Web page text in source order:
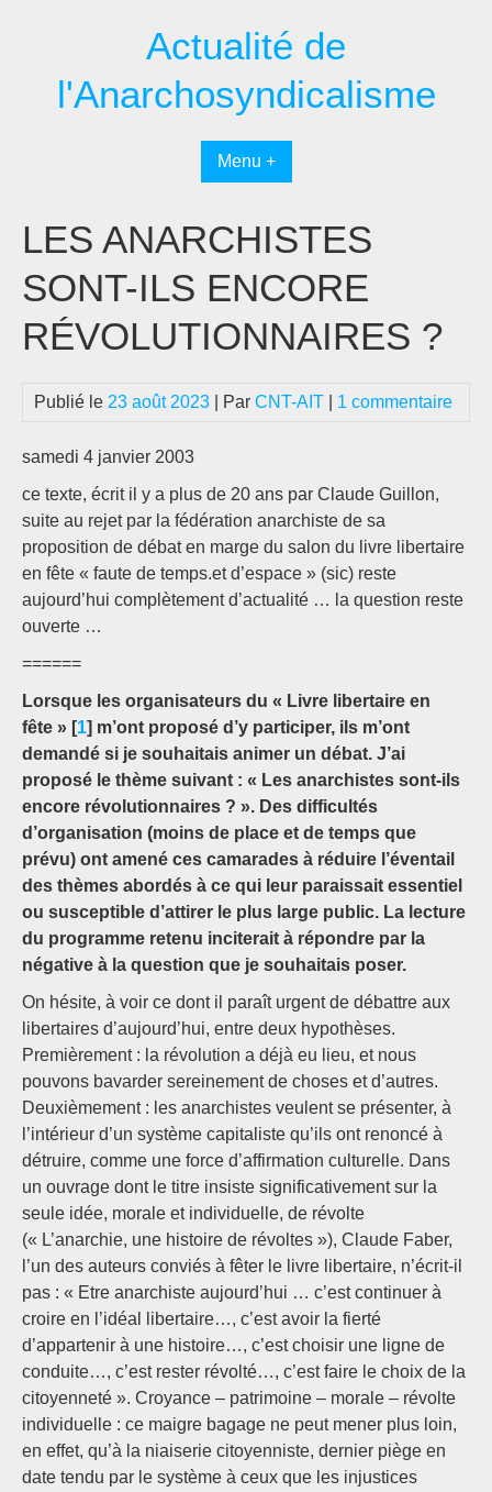
Actualité de
l'Anarchosyndicalisme
Menu +
LES ANARCHISTES
SONT-ILS ENCORE
RÉVOLUTIONNAIRES ?
Publié le 23 août 2023 | Par CNT-AIT 1 commentaire
samedi 4 janvier 2003
ce texte, écrit il y a plus de 20 ans par Claude Guillon,
suite au rejet par la fédération anarchiste de sa
proposition de débat en marge du salon du livre libertaire
en fête « faute de temps.et d’espace » (sic) reste
aujourd’hui complètement d’actualité … la question reste
ouverte …
======
Lorsque les organisateurs du « Livre libertaire en
fête » [1] m’ont proposé d’y participer, ils m’ont
demandé si je souhaitais animer un débat. J’ai
proposé le thème suivant : « Les anarchistes sont-ils
encore révolutionnaires ? ». Des difficultés
d’organisation (moins de place et de temps que
prévu) ont amené ces camarades à réduire l’éventail
des thèmes abordés à ce qui leur paraissait essentiel
ou susceptible d’attirer le plus large public. La lecture
du programme retenu inciterait à répondre par la
négative à la question que je souhaitais poser.
On hésite, à voir ce dont il paraît urgent de débattre aux
libertaires d’aujourd’hui, entre deux hypothèses.
Premièrement : la révolution a déjà eu lieu, et nous
pouvons bavarder sereinement de choses et d’autres.
Deuxièmement : les anarchistes veulent se présenter, à
l’intérieur d’un système capitaliste qu’ils ont renoncé à
détruire, comme une force d’affirmation culturelle. Dans
un ouvrage dont le titre insiste significativement sur la
seule idée, morale et individuelle, de révolte
(« L’anarchie, une histoire de révoltes »), Claude Faber,
l’un des auteurs conviés à fêter le livre libertaire, n’écrit-il
pas : « Etre anarchiste aujourd’hui … c’est continuer à
croire en l’idéal libertaire…, c’est avoir la fierté
d’appartenir à une histoire…, c’est choisir une ligne de
conduite…, c’est rester révolté…, c’est faire le choix de la
citoyenneté ». Croyance – patrimoine – morale – révolte
individuelle : ce maigre bagage ne peut mener plus loin,
en effet, qu’à la niaiserie citoyenniste, dernier piège en
date tendu par le système à ceux que les injustices